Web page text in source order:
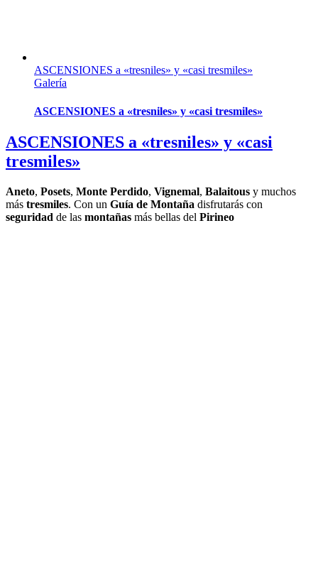
ASCENSIONES a «tresniles» y «casi tresmiles»
Galería
ASCENSIONES a «tresniles» y «casi tresmiles»
ASCENSIONES a «tresniles» y «casi
tresmiles»
Aneto, Posets, Monte Perdido, Vignemal, Balaitous y muchos
más tresmiles. Con un Guía de Montaña disfrutarás con
seguridad de las montañas más bellas del Pirineo